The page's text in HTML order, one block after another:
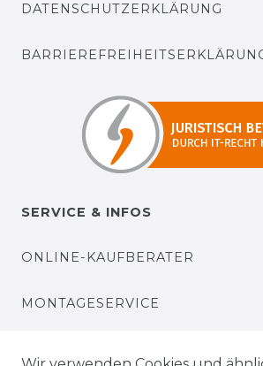
DATENSCHUTZERKLÄRUNG
SERVICE & INFOS
ONLINE-KAUFBERATER
MONTAGESERVICE